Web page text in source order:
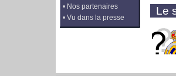
• Nos partenaires
• Vu dans la presse
Le